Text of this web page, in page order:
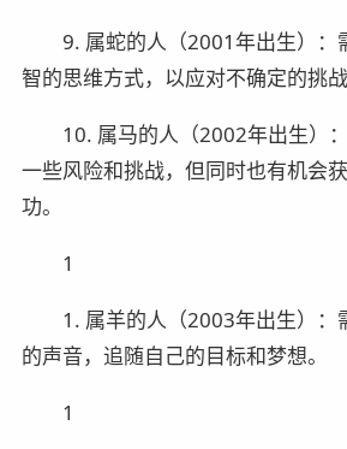
9. 属蛇的人（2001年出生）：
智的思维方式，以应对不确定的挑战
10. 属马的人（2002年出生）
一些风险和挑战，但同时也有机会
功。
1
1. 属羊的人（2003年出生）：
的声音，追随自己的目标和梦想。
1